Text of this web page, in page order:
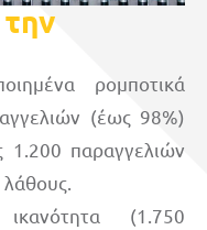
την
ρομποτικά
(έως 98%)
1.200 παραγγελιών
(1.750